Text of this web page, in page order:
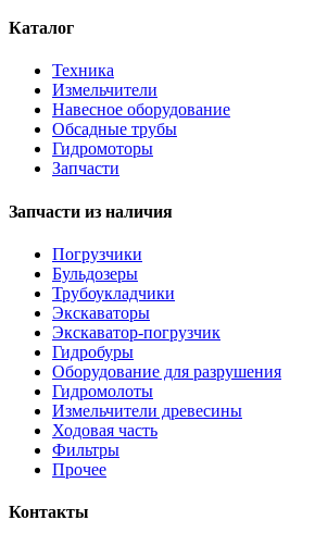
Каталог
Техника
Измельчители
Навесное оборудование
Обсадные трубы
Гидромоторы
Запчасти
Запчасти из наличия
Погрузчики
Бульдозеры
Трубоукладчики
Экскаваторы
Экскаватор-погрузчик
Гидробуры
Оборудование для разрушения
Гидромолоты
Измельчители древесины
Ходовая часть
Фильтры
Прочее
Контакты